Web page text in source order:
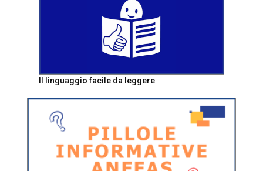
Il linguaggio facile da leggere